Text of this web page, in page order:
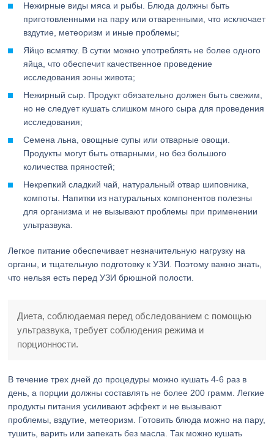
Нежирные виды мяса и рыбы. Блюда должны быть
приготовленными на пару или отваренными, что исключает
вздутие, метеоризм и иные проблемы;
Яйцо всмятку. В сутки можно употреблять не более одного
яйца, что обеспечит качественное проведение
исследования зоны живота;
Нежирный сыр. Продукт обязательно должен быть свежим,
но не следует кушать слишком много сыра для проведения
исследования;
Семена льна, овощные супы или отварные овощи.
Продукты могут быть отварными, но без большого
количества пряностей;
Некрепкий сладкий чай, натуральный отвар шиповника,
компоты. Напитки из натуральных компонентов полезны
для организма и не вызывают проблемы при применении
ультразвука.
Легкое питание обеспечивает незначительную нагрузку на
органы, и тщательную подготовку к УЗИ. Поэтому важно знать,
что нельзя есть перед УЗИ брюшной полости.
Диета, соблюдаемая перед обследованием с помощью
ультразвука, требует соблюдения режима и
порционности.
В течение трех дней до процедуры можно кушать 4-6 раз в
день, а порции должны составлять не более 200 грамм. Легкие
продукты питания усиливают эффект и не вызывают
проблемы, вздутие, метеоризм. Готовить блюда можно на пару,
тушить, варить или запекать без масла. Так можно кушать